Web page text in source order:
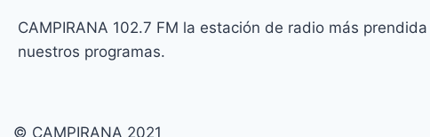
CAMPIRANA 102.7 FM la estación de radio más
nuestros programas.
© CAMPIRANA 2021